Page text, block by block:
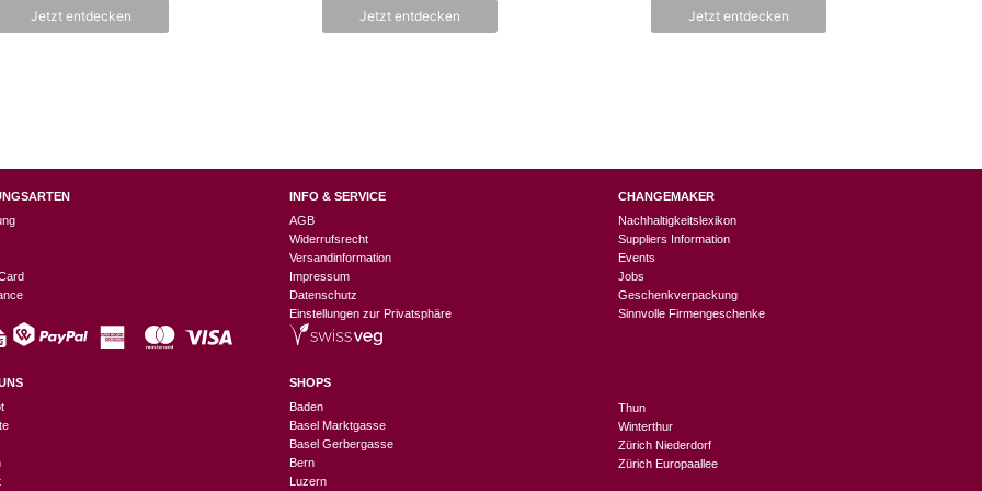
5
Jetzt entdecken
5
Jetzt entdecken
5
Jetzt entdecken
INFO & SERVICE
AGB
Widerrufsrecht
Versandinformation
Impressum
Datenschutz
Einstellungen zur Privatsphäre
SHOPS
Baden
Basel Marktgasse
Basel Gerbergasse
Bern
Luzern
CHANGEMAKER
Nachhaltigkeitslexikon
Suppliers Information
Events
Jobs
Geschenkverpackung
Sinnvolle Firmengeschenke
Thun
Winterthur
Zürich Niederdorf
Zürich Europaallee